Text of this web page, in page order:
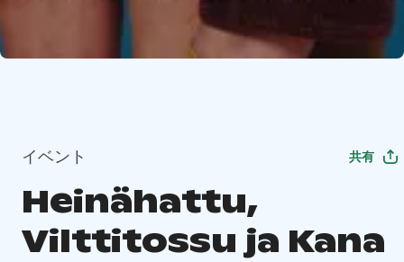
イベント 共有
Heinähattu,
Vilttitossu ja Kana